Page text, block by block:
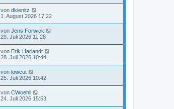
von dkienitz
1. August 2026 17:22
von Jens Forwick
29. Juli 2026 11:28
von Erik Harlandt
28. Juli 2026 10:44
von lowcut
25. Juli 2026 10:42
von CWoehli
24. Juli 2026 15:53